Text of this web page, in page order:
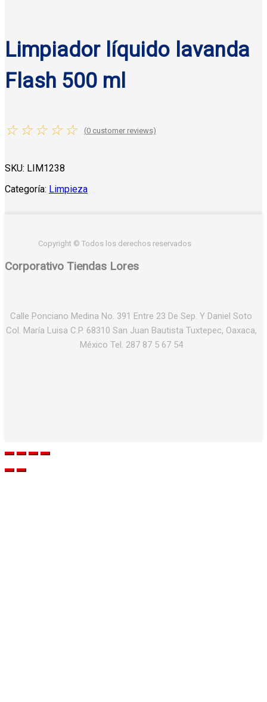
Limpiador líquido lavanda
Flash 500 ml
☆ ☆ ☆ ☆ ☆ (0 customer reviews)
SKU: LIM1238
Categoría: Limpieza
Copyright © Todos los derechos reservados
Corporativo Tiendas Lores
Calle Ponciano Medina No. 391 Entre 23 De Sep. Y Daniel Soto
Col. María Luisa C.P. 68310 San Juan Bautista Tuxtepec, Oaxaca,
México Tel. 287 87 5 67 54